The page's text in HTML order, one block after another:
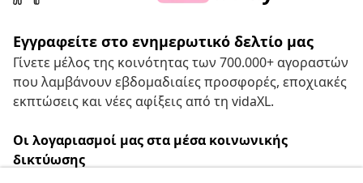
Εγγραφείτε στο ενημερωτικό δελτίο μας
Γίνετε μέλος της κοινότητας των 700.000+ αγοραστών
που λαμβάνουν εβδομαδιαίες προσφορές, εποχιακές
εκπτώσεις και νέες αφίξεις από τη vidaXL.
Οι λογαριασμοί μας στα μέσα κοινωνικής
δικτύωσης